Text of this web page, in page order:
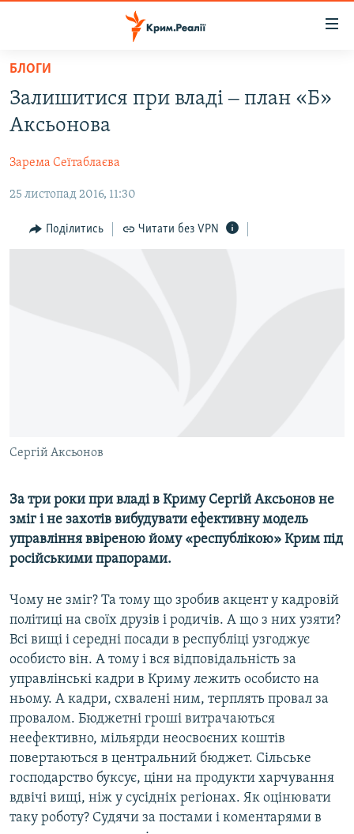
Перейти
основного
матеріалу
до
навігації
Перейти
ПОЛІТИКА
БЛОГИ
ПОГЛЯД
ІНФОГРАФІКА
ДОЛУЧАЙСЯ!
Усі сайти RFE/RL
БЛОГИ
Залишитися при владі ‒ план «Б»
Аксьонова
Зарема Сеїтаблаєва
25 листопад 2016, 11:30
Поділитись Читати без VPN
Сергій Аксьонов
За три роки при владі в Криму Сергій Аксьонов не
зміг і не захотів вибудувати ефективну модель
управління ввіреною йому «республікою» Крим під
російськими прапорами.
Чому не зміг? Та тому що зробив акцент у кадровій
політиці на своїх друзів і родичів. А що з них узяти?
Всі вищі і середні посади в республіці узгоджує
особисто він. А тому і вся відповідальність за
управлінські кадри в Криму лежить особисто на
ньому. А кадри, схвалені ним, терплять провал за
провалом. Бюджетні гроші витрачаються
неефективно, мільярди неосвоєних коштів
повертаються в центральний бюджет. Сільське
господарство буксує, ціни на продукти харчування
вдвічі вищі, ніж у сусідніх регіонах. Як оцінювати
таку роботу? Судячи за постами і коментарями в